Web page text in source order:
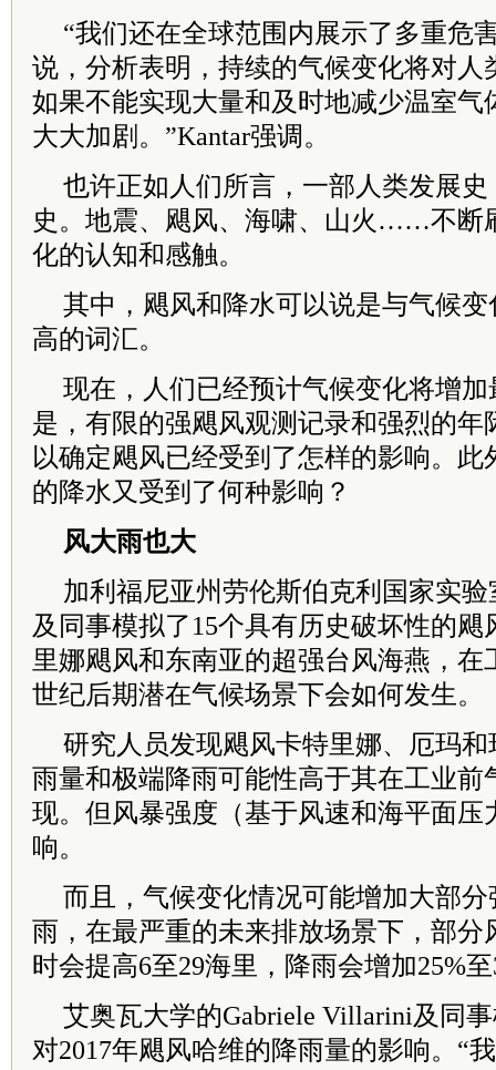
“我们还在全球范围内展示了多重危
说，分析表明，持续的气候变化将对人
如果不能实现大量和及时地减少温室气
大大加剧。”Kantar强调。
也许正如人们所言，一部人类发展
史。地震、飓风、海啸、山火……不断
化的认知和感触。
其中，飓风和降水可以说是与气候
高的词汇。
现在，人们已经预计气候变化将增
是，有限的强飓风观测记录和强烈的年
以确定飓风已经受到了怎样的影响。此
的降水又受到了何种影响？
风大雨也大
加利福尼亚州劳伦斯伯克利国家实验
及同事模拟了15个具有历史破坏性的
里娜飓风和东南亚的超强台风海燕，在
世纪后期潜在气候场景下会如何发生。
研究人员发现飓风卡特里娜、厄玛
雨量和极端降雨可能性高于其在工业前
现。但风暴强度（基于风速和海平面压
响。
而且，气候变化情况可能增加大部
雨，在最严重的未来排放场景下，部分
时会提高6至29海里，降雨会增加25%
艾奥瓦大学的Gabriele Villarini及同
对2017年飓风哈维的降雨量的影响。“